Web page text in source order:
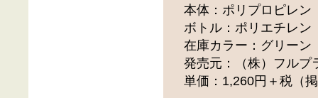
本体：ポリプロピレン
ボトル：ポリエチレン
在庫カラー：グリーン
発売元：（株）フルプ
単価：1,260円＋税（